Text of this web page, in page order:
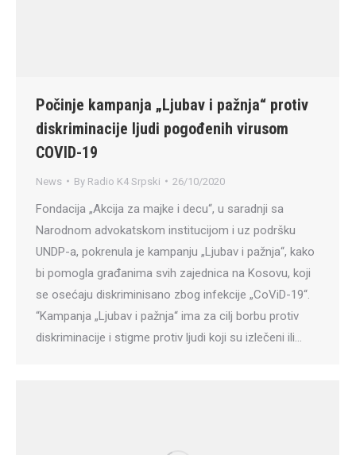
Počinje kampanja „Ljubav i pažnja“ protiv
diskriminacije ljudi pogođenih virusom
COVID-19
News By Radio K4 Srpski 26/10/2020
Fondacija „Akcija za majke i decu“, u saradnji sa
Narodnom advokatskom institucijom i uz podršku
UNDP-a, pokrenula je kampanju „Ljubav i pažnja“, kako
bi pomogla građanima svih zajednica na Kosovu, koji
se osećaju diskriminisano zbog infekcije „CoViD-19“.
“Kampanja „Ljubav i pažnja“ ima za cilj borbu protiv
diskriminacije i stigme protiv ljudi koji su izlečeni ili…